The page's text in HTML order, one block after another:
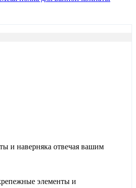
и наверняка отвечая вашим
элементы и